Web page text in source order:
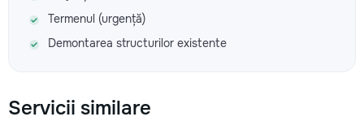
Termenul (urgență)
Demontarea structurilor existente
Servicii similare